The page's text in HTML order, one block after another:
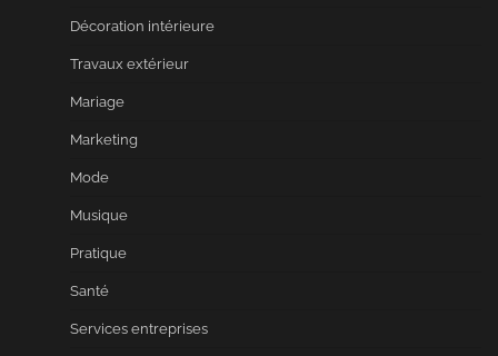
Décoration intérieure
Travaux extérieur
Mariage
Marketing
Mode
Musique
Pratique
Santé
Services entreprises